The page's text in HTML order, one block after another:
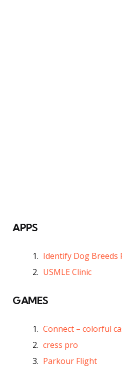
APPS
Identify Dog Breeds
USMLE Clinic
GAMES
Connect – colorful
cress pro
Parkour Flight